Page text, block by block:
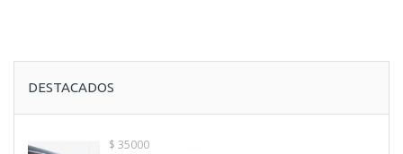
DESTACADOS
$ 35000